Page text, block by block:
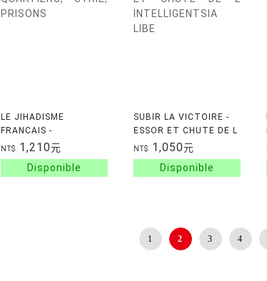
LE JIHADISME
FRANCAIS -
QUARTIERS, SYRIE,
PRISONS
NT$ 1,210元
SUBIR LA VICTOIRE -
ESSOR ET CHUTE DE L
INTELLIGENTSIA LIBE
NT$ 1,050元
1 2 3 4